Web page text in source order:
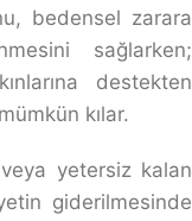
bedensel zarara
sağlarken;
destekten
kılar.
yetersiz kalan
giderilmesinde